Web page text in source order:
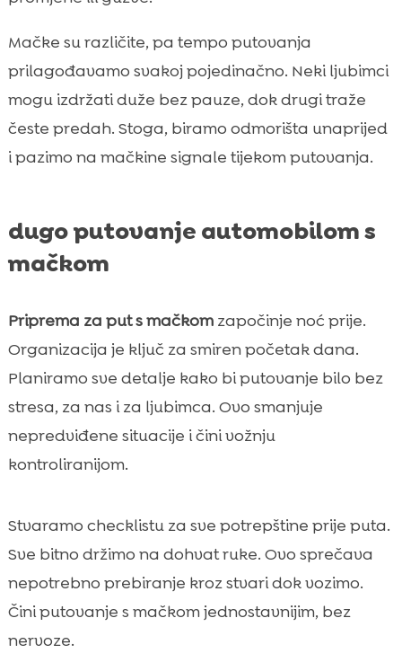
Mačke su različite, pa tempo putovanja
prilagođavamo svakoj pojedinačno. Neki ljubimci
mogu izdržati duže bez pauze, dok drugi traže
česte predah. Stoga, biramo odmorišta unaprijed
i pazimo na mačkine signale tijekom putovanja.
dugo putovanje automobilom s
mačkom
Priprema za put s mačkomzapočinje noć prije.
Organizacija je ključ za smiren početak dana.
Planiramo sve detalje kako bi putovanje bilo bez
stresa, za nas i za ljubimca. Ovo smanjuje
nepredviđene situacije i čini vožnju
kontroliranijom.
Stvaramo checklistu za sve potrepštine prije puta.
Sve bitno držimo na dohvat ruke. Ovo sprečava
nepotrebno prebiranje kroz stvari dok vozimo.
Čini putovanje s mačkom jednostavnijim, bez
nervoze.